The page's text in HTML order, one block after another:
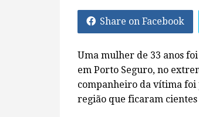
Share on Facebook
Uma mulher de 33 anos
em Porto Seguro, no
companheiro da vítima foi
região que ficaram cientes